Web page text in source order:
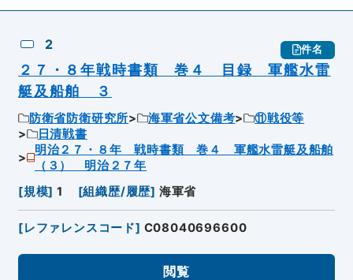
2 件名
２７・８年戦時書類 巻４ 目録 軍艦水雷
艇及船舶 ３
防衛省防衛研究所 海軍省公文備考
⑪戦役等
日清戦書
明治２７・８年 戦時書類 巻４ 軍艦水雷艇及船舶
（３） 明治２７年
[規模] 1 [組織歴/履歴] 海軍省
[レファレンスコード] C08040696600
閲覧